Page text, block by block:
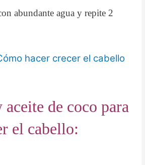
abundante agua y repite 2
hacer crecer el cabello
aceite de coco para
el cabello: